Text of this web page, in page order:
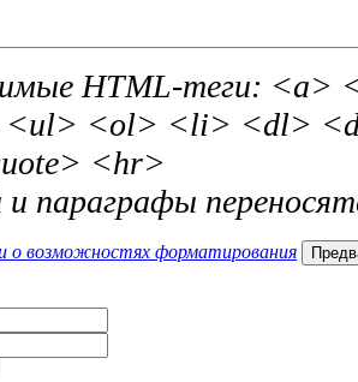
HTML-теги: <a>
<ul> <ol> <li> <dl>
<hr>
параграфы
о возможностях форматирования